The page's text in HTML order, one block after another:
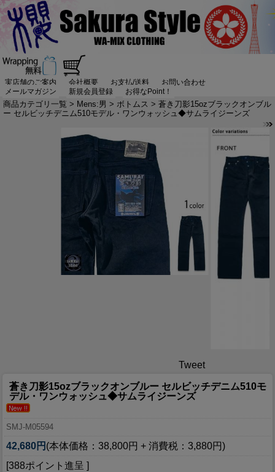
実店舗のご案内 会社概要 お支払/送料
お問い合わせ
メールマガジン
新規会員登録 お得なPoint！
商品カテゴリ一覧 > Mens:男 > ボトムス > 蒼き刀影15ozブラックオンブル
ー セルビッチデニム510モデル・ワンウォッシュ◆サムライジーンズ
Tweet
蒼き刀影15ozブラックオンブルー セルビッチデニム510モ
デル・ワンウォッシュ◆サムライジーンズ
SMJ-M05594
42,680円 (本体価格：38,800円 + 消費税：3,880円)
[388ポイント進呈 ]